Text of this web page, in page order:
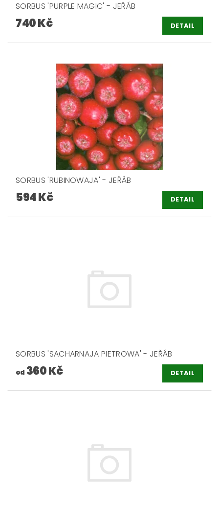
SORBUS 'PURPLE MAGIC' - JEŘÁB
740 Kč DETAIL
SORBUS 'RUBINOWAJA' - JEŘÁB
594 Kč DETAIL
SORBUS 'SACHARNAJA PIETROWA' - JEŘÁB
od 360 Kč DETAIL